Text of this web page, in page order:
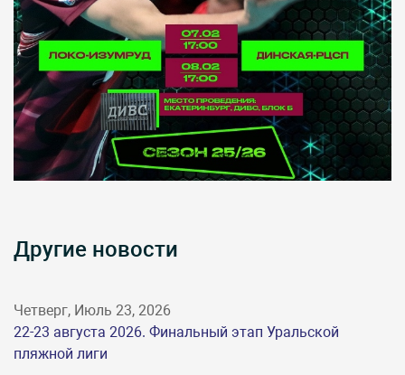
Другие новости
Четверг, Июль 23, 2026
22-23 августа 2026. Финальный этап Уральской
пляжной лиги